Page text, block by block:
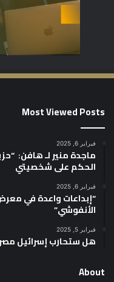
Most Viewed Posts
فبراير 6, 2025
ماجدة منير لـ هافن:
الحكم على شخصيتي
فبراير 6, 2025
“إبداعات واعدة في
الأنفوشي”
فبراير 5, 2025
هل ستحارب إسرائيل
About